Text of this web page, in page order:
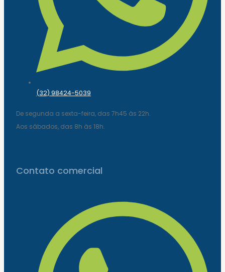
(32) 98424-5039
De segunda a sexta-feira, das 7h45 às 22h.
Aos sábados, das 8h às 18h.
Contato comercial